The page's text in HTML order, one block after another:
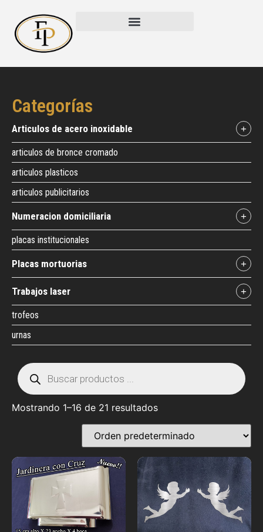
Categorías
articulos de acero inoxidable +
articulos de bronce cromado
articulos plasticos
articulos publicitarios
numeracion domiciliaria +
placas institucionales
placas mortuorias +
trabajos laser +
trofeos
urnas
Mostrando 1–16 de 21 resultados